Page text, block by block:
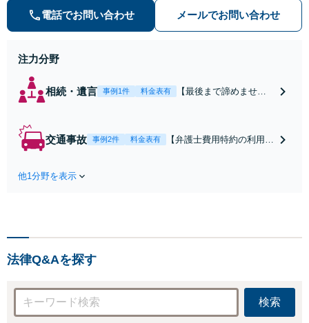
添い、不安を軽減します。まずはお
気軽にご相談ください。
電話でお問い合わせ メールでお問い合わせ
注力分野
相続・遺言 事例1件 料金表有
【最後まで諦めませ
合意してしまう前にご
交通事故 事例2件 料金表有
【弁護士費用特約の利用＆
は損をしてしまうかもしれ
他1分野を表示
法律Q&Aを探す
検索